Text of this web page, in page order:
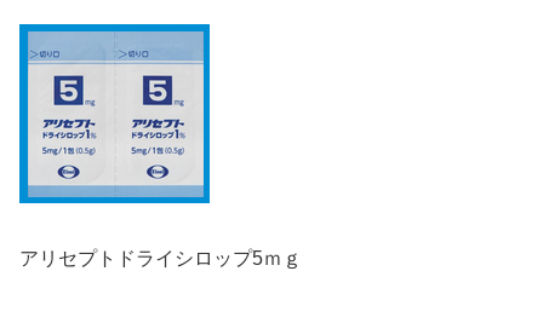
アリセプトドライシロップ5ｍｇ